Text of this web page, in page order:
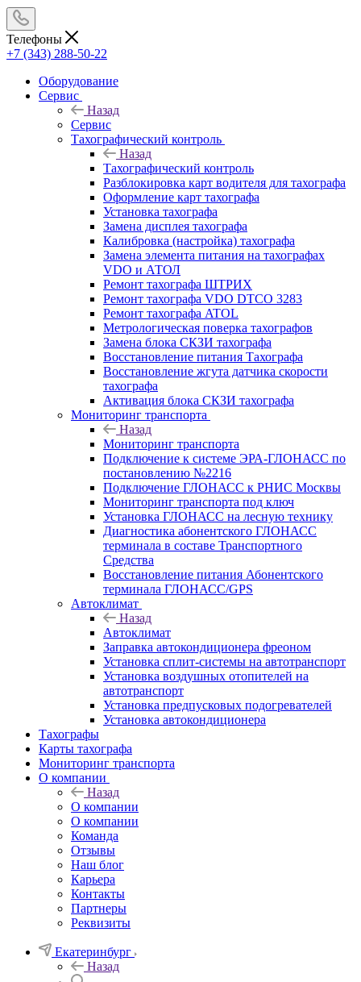
Телефоны
+7 (343) 288-50-22
Оборудование
Сервис
Назад
Сервис
Тахографический контроль
Назад
Тахографический контроль
Разблокировка карт водителя для тахографа
Оформление карт тахографа
Установка тахографа
Замена дисплея тахографа
Калибровка (настройка) тахографа
Замена элемента питания на тахографах
VDO и АТОЛ
Ремонт тахографа ШТРИХ
Ремонт тахографа VDO DTCO 3283
Ремонт тахографа ATOL
Метрологическая поверка тахографов
Замена блока СКЗИ тахографа
Восстановление питания Тахографа
Восстановление жгута датчика скорости
тахографа
Активация блока СКЗИ тахографа
Мониторинг транспорта
Назад
Мониторинг транспорта
Подключение к системе ЭРА-ГЛОНАСС по
постановлению №2216
Подключение ГЛОНАСС к РНИС Москвы
Мониторинг транспорта под ключ
Установка ГЛОНАСС на лесную технику
Диагностика абонентского ГЛОНАСС
терминала в составе Транспортного
Средства
Восстановление питания Абонентского
терминала ГЛОНАСС/GPS
Автоклимат
Назад
Автоклимат
Заправка автокондиционера фреоном
Установка сплит-системы на автотранспорт
Установка воздушных отопителей на
автотранспорт
Установка предпусковых подогревателей
Установка автокондиционера
Тахографы
Карты тахографа
Мониторинг транспорта
О компании
Назад
О компании
О компании
Команда
Отзывы
Наш блог
Карьера
Контакты
Партнеры
Реквизиты
Екатеринбург
Назад